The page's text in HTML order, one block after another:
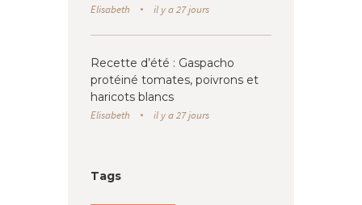
Elisabeth il y a 27 jours
Recette d’été : Gaspacho
protéiné tomates, poivrons et
haricots blancs
Elisabeth il y a 27 jours
Tags